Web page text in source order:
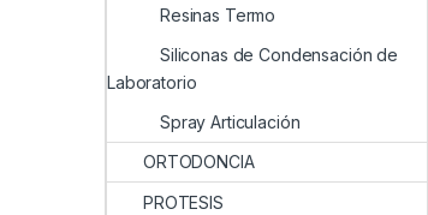
Resinas Termo
Siliconas de Condensación de
Laboratorio
Spray Articulación
ORTODONCIA
PROTESIS